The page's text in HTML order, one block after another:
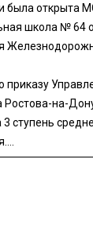
была открыта
школа № 64
приказу
Ростова-на-
ступень